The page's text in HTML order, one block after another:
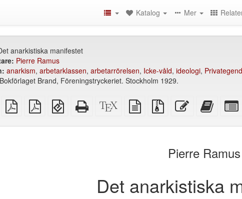
Katalog Mer
anarkistiska manifestet
Pierre Ramus
anarkism, arbetarklassen, arbetarrörelsen, Icke-våld, ideologi,
Bokförlaget Brand, Föreningstryckeriet. Stockholm 1929.
plain
PDF
A4
imposed
Letter
imposed
EPUB
(för
Fristående
HTML
XeLaTeX
källa
plain
text
Källfiler
med
Redigera
denna
Lägg
Pierre Ramus
Det anarkistiska